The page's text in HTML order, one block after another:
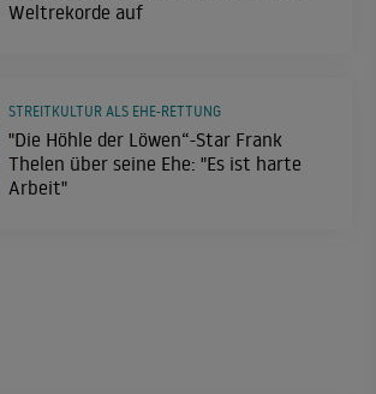
Weltrekorde auf
"Die Höhle der Löwen“-Star Frank
Thelen über seine Ehe: "Es ist harte
Arbeit"
STREITKULTUR ALS EHE-RETTUNG